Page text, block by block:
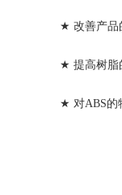
★ 改善产品
★ 提高树脂
★ 对ABS的